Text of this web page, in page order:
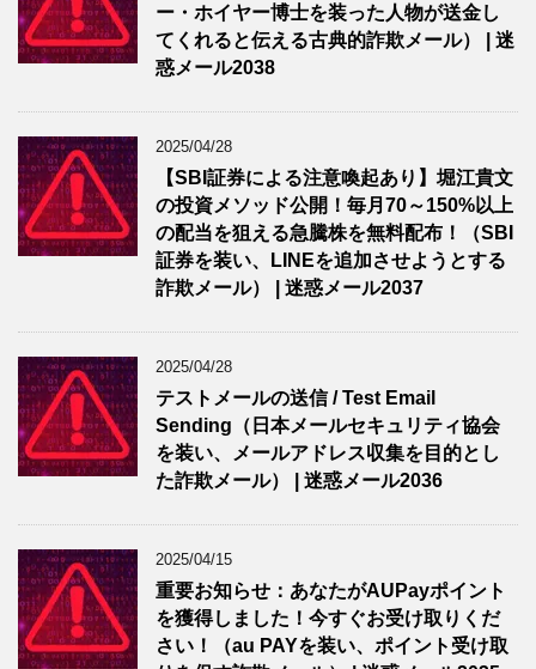
ー・ホイヤー博士を装った人物が送金し
てくれると伝える古典的詐欺メール） | 迷
惑メール2038
2025/04/28
【SBI証券による注意喚起あり】堀江貴文
の投資メソッド公開！毎月70～150%以上
の配当を狙える急騰株を無料配布！（SBI
証券を装い、LINEを追加させようとする
詐欺メール） | 迷惑メール2037
2025/04/28
テストメールの送信 / Test Email
Sending（日本メールセキュリティ協会
を装い、メールアドレス収集を目的とし
た詐欺メール） | 迷惑メール2036
2025/04/15
重要お知らせ：あなたがAUPayポイント
を獲得しました！今すぐお受け取りくだ
さい！（au PAYを装い、ポイント受け取